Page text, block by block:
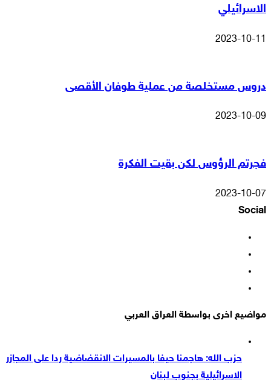
الاسرائيلي
2023-10-11
دروس مستخلصة من عملية طوفان الأقصى
2023-10-09
فجرتم الرؤوس لكن بقيت الفكرة
2023-10-07
Social
مواضيع اخرى بواسطة العراق العربي
حزب الله: هاجمنا حيفا بالمسيرات الانقضاضية ردا على المجازر
الاسرائيلية بجنوب لبنان